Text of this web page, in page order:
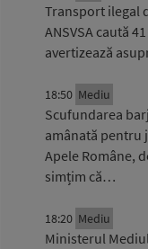
Transport ilegal
ANSVSA caută
avertizează
18:50 Mediu
Scufundarea
amânată pentru
Apele Române,
simțim că…
18:20 Mediu
Ministerul